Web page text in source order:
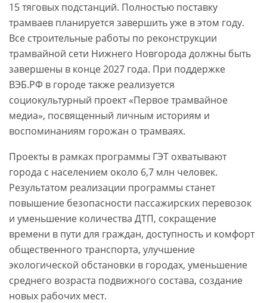
15 тяговых подстанций. Полностью поставку
трамваев планируется завершить уже в этом году.
Все строительные работы по реконструкции
трамвайной сети Нижнего Новгорода должны быть
завершены в конце 2027 года. При поддержке
ВЭБ.РФ в городе также реализуется
социокультурный проект «Первое трамвайное
медиа», посвященный личным историям и
воспоминаниям горожан о трамваях.
Проекты в рамках программы ГЭТ охватывают
города с населением около 6,7 млн человек.
Результатом реализации программы станет
повышение безопасности пассажирских перевозок
и уменьшение количества ДТП, сокращение
времени в пути для граждан, доступность и комфорт
общественного транспорта, улучшение
экологической обстановки в городах, уменьшение
среднего возраста подвижного состава, создание
новых рабочих мест.